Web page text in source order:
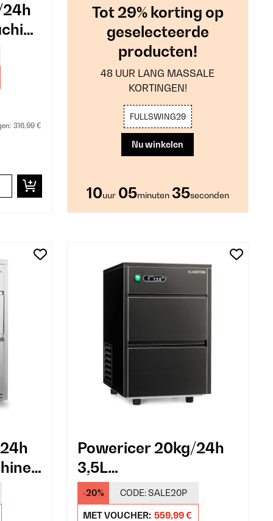
316,99 €
Tot 29% korting op
geselecteerde
producten!
48 UUR LANG MASSALE
KORTINGEN!
FULLSWING29
Nu winkelen
10uur 05minuten 34seconden
Powericer 20kg/24h
3,5L
Ijsblokjesmachine
Zwart
-20% CODE: SALE20P
MET VOUCHER: 559,99 €